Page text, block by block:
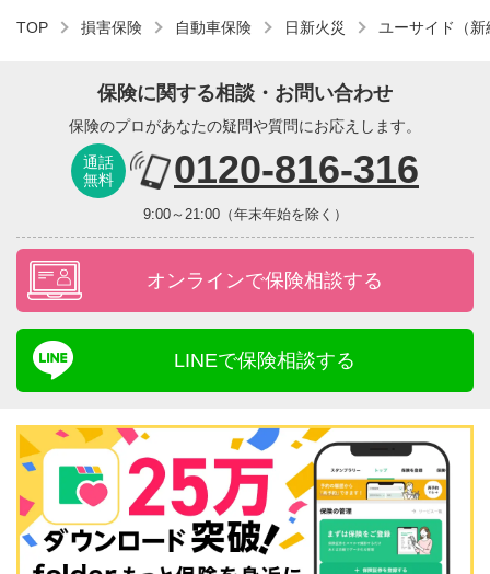
TOP 損害保険 自動車保険 日新火災 ユーサイド（
保険に関する相談・お問い合わせ
保険のプロがあなたの疑問や質問にお応えします。
通話
無料
0120-816-316
9:00～21:00（年末年始を除く）
オンラインで保険相談する
LINEで保険相談する